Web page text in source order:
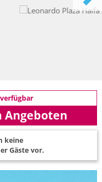
keine
Gäste vor.